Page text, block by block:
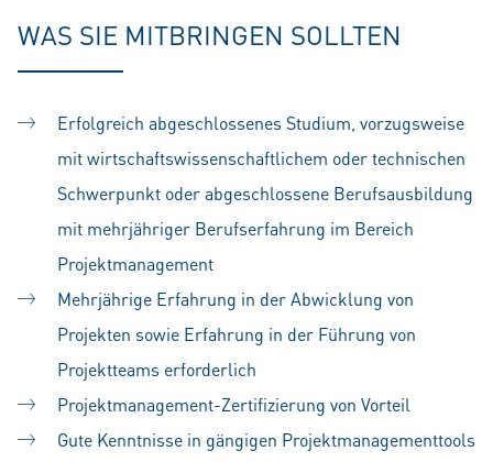
WAS SIE MITBRINGEN SOLLTEN
Erfolgreich abgeschlossenes Studium, vorzugsweise
mit wirtschaftswissenschaftlichem oder technischen
Schwerpunkt oder abgeschlossene Berufsausbildung
mit mehrjähriger Berufserfahrung im Bereich
Projektmanagement
Mehrjährige Erfahrung in der Abwicklung von
Projekten sowie Erfahrung in der Führung von
Projektteams erforderlich
Projektmanagement-Zertifizierung von Vorteil
Gute Kenntnisse in gängigen Projektmanagementtools